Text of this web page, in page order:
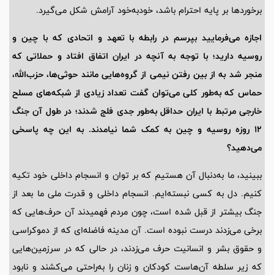
برخوردها بر پایه احترام باشد، خودبه‌خود آرامش شکل می‌گیرد.
اجازه می‌فرمایید بپرسم در رابطه با تعهد و اتحادی که با چین و
روسیه دارید؛ با توجه به آنچه در ایران اتفاق افتاد و حملاتی که
منجر شد به از بین رفتن نیمی از گروه‌هایی مانند حوثی‌ها، حزب‌الله،
حماس که به‌طور کلی می‌توان گفت تعداد زیادی از شبکه‌های مسلح
خارجی مرتبط با ایران حداقل به‌طور جدی فلج شدند؛ در طول آن جنگ
12 روزه روسیه و چین به کمک شما نیامدند. به این چه پاسخی
می‌دهید؟
ببینید، ما به‌دنبال آن هستیم که بر توان و انسجام داخلی خود تکیه
کنیم. دل به کسی نبسته‌ایم. انسجام داخلی و قدرت ملی ما بعد از
جنگ بیشتر از قبل شده است، چون مردم فهمیدند آن حرف‌هایی که
برخی می‌زدند درست نبوده است. آن مدینه‌ فاضله‌ای که از دموکراسی
و حقوق بشر و انسانیت حرف می‌زدند، در حالی که در سرزمین‌هایی
که زیر سلطه آن‌هاست کودکان و زنان را به‌راحتی می‌کشند و نابود